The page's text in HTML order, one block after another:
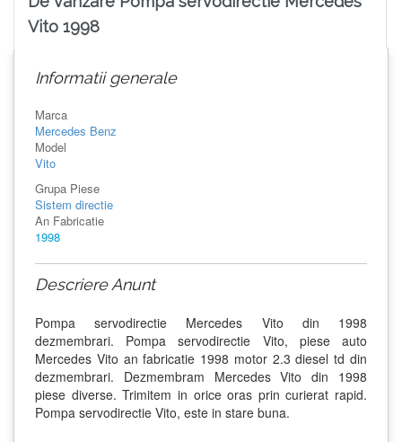
Vito 1998
Informatii generale
Marca
Mercedes Benz
Model
Vito
Grupa Piese
Sistem directie
An Fabricatie
1998
Descriere Anunt
Pompa servodirectie Mercedes Vito din 1998
dezmembrari. Pompa servodirectie Vito, piese auto
Mercedes Vito an fabricatie 1998 motor 2.3 diesel td din
dezmembrari. Dezmembram Mercedes Vito din 1998
piese diverse. Trimitem in orice oras prin curierat rapid.
Pompa servodirectie Vito, este in stare buna.